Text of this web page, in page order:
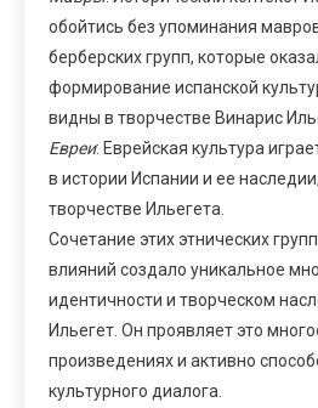
обойтись без упоминания
берберских групп, которые
формирование испанской
видны в творчестве Винарис
Евреи: Еврейская культура
в истории Испании и ее
творчестве Ильегета.
Сочетание этих этнических
влияний создало уникальное
идентичности и творческом
Ильегет. Он проявляет это
произведениях и активно
культурного диалога.